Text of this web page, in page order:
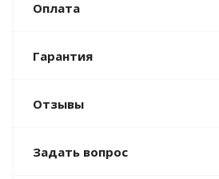
Оплата
Гарантия
Отзывы
Задать вопрос